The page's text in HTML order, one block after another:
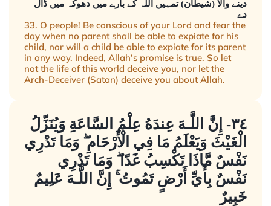
دینے والا (شیطان) تمہیں اللہ کے بارے میں دھوکہ میں ڈال
دے
33. O people! Be conscious of your Lord and fear the
day when no parent shall be able to expiate for his
child, nor will a child be able to expiate for its parent
in any way. Indeed, Allah’s promise is true. So let
not the life of this world deceive you, nor let the
Arch-Deceiver (Satan) deceive you about Allah.
٣٤- إِنَّ اللَّـهَ عِندَهُ عِلْمُ السَّاعَةِ وَيُنَزِّلُ
الْغَيْثَ وَيَعْلَمُ مَا فِي الْأَرْحَامِ ۖ وَمَا تَدْرِي
نَفْسٌ مَّاذَا تَكْسِبُ غَدًا ۖ وَمَا تَدْرِي
نَفْسٌ بِأَيِّ أَرْضٍ تَمُوتُ ۚ إِنَّ اللَّـهَ عَلِيمٌ
خَبِيرٌ